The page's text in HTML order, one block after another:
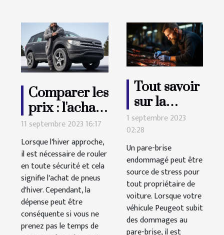
Comparer les
prix : l'achat
de pneus
d'hiver
économiques
11 septembre 2023 16:17
Lorsque l'hiver approche,
il est nécessaire de rouler
en toute sécurité et cela
signifie l'achat de pneus
d'hiver. Cependant, la
dépense peut être
conséquente si vous ne
prenez pas le temps de
Tout savoir
sur la
réparation
d'un pare-
brise
Peugeot
1 septembre 2023
02:28
Un pare-brise
endommagé peut être
source de stress pour
tout propriétaire de
voiture. Lorsque votre
véhicule Peugeot subit
des dommages au
pare-brise, il est